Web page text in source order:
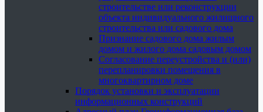
строительстве или реконструкции
объекта индивидуального жилищного
строительства или садового дома
Признание садового дома жилым
домом и жилого дома садовым домом
Согласование переустройства и (или)
перепланировки помещения в
многоквартирном доме
Порядок установки и эксплуатации
информационных конструкций